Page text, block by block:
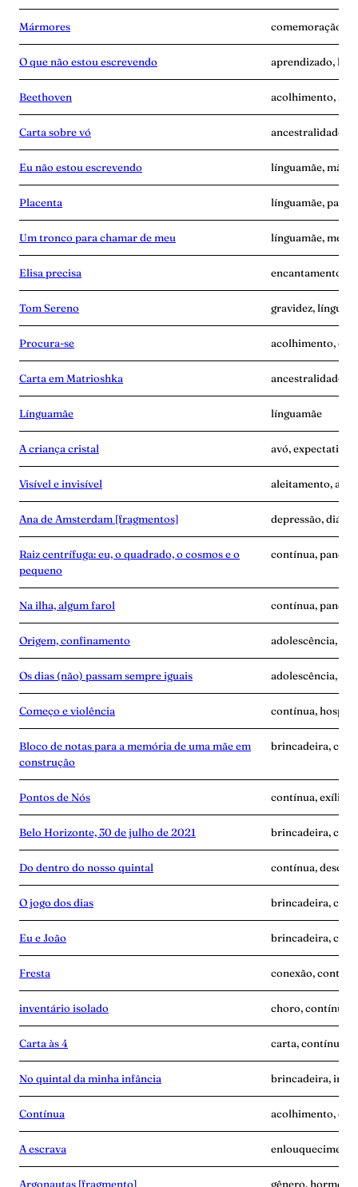
Mármores comemoração,
O que não estou escrevendo aprendizado,
Beethoven acolhimento,
Carta sobre vó ancestralidade,
Eu não estou escrevendo línguamãe, mãe-
Placenta línguamãe,
Um tronco para chamar de meu línguamãe,
Elisa precisa encantamento,
Tom Sereno gravidez,
Procura-se acolhimento,
Carta em Matrioshka ancestralidade,
Línguamãe línguamãe
A criança cristal avó, expectativa
Visível e invisível aleitamento,
Ana de Amsterdam [fragmentos] depressão, diário
Raiz centrífuga: eu, o quadrado, o cosmos e o
pequeno
contínua,
Na ilha, algum farol contínua,
Origem, confinamento adolescência,
Os dias (não) passam sempre iguais adolescência,
Começo e violência contínua,
Bloco de notas para a memória de uma mãe em
construção
brincadeira,
Pontos de Nós contínua, exílio,
Belo Horizonte, 30 de julho de 2021 brincadeira,
Do dentro do nosso quintal contínua,
O jogo dos dias brincadeira,
Eu e João brincadeira,
Fresta conexão,
inventário isolado choro, contínua,
Carta às 4 carta, contínua,
No quintal da minha infância brincadeira,
Contínua acolhimento,
A escrava
Argonautas [fragmento] gênero,